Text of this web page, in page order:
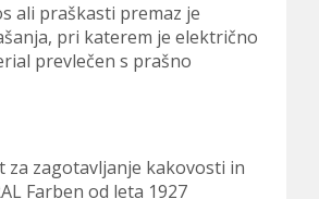
ali praškasti premaz je
pri katerem je električno
prevlečen s prašno
za zagotavljanje kakovosti in
Farben od leta 1927